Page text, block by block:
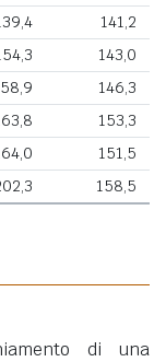
141,2
143,0
146,3
153,3
151,5
158,5
di una